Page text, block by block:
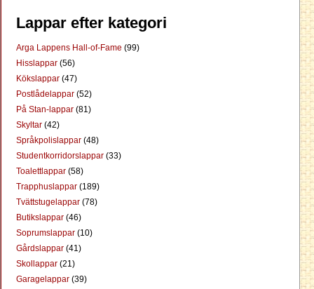
Lappar efter kategori
Arga Lappens Hall-of-Fame (99)
Hisslappar (56)
Kökslappar (47)
Postlådelappar (52)
På Stan-lappar (81)
Skyltar (42)
Språkpolislappar (48)
Studentkorridorslappar (33)
Toalettlappar (58)
Trapphuslappar (189)
Tvättstugelappar (78)
Butikslappar (46)
Soprumslappar (10)
Gårdslappar (41)
Skollappar (21)
Garagelappar (39)